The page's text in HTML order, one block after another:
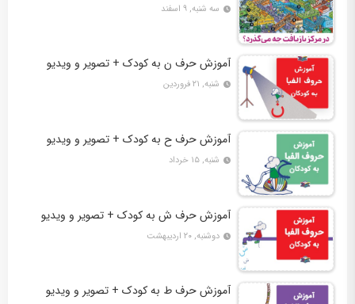
سه شنبه, ۹ اسفند
آموزش حرف ن به کودک + تصویر و ویدیو
شنبه, ۲۱ فروردین
آموزش حرف ح به کودک + تصویر و ویدیو
شنبه, ۱۵ خرداد
آموزش حرف ش به کودک + تصویر و ویدیو
دوشنبه, ۲۰ اردیبهشت
آموزش حرف ط به کودک + تصویر و ویدیو